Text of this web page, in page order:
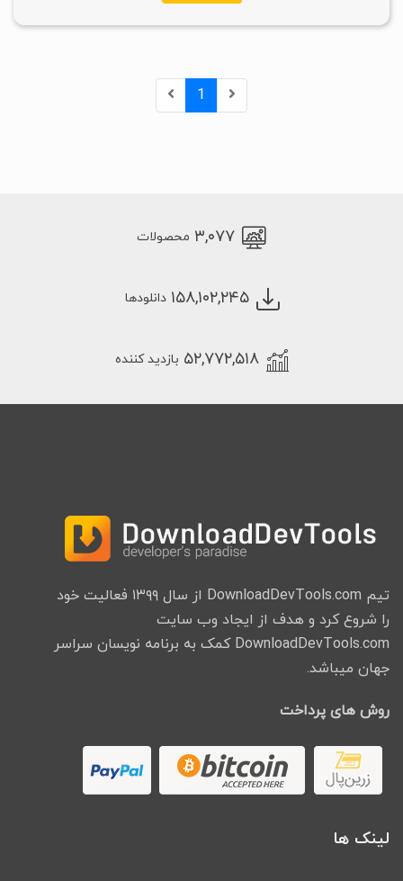
1
۳,۰۷۷ محصولات
۱۵۸,۱۰۲,۲۴۵ دانلودها
۵۲,۷۷۲,۵۱۸ بازدید کننده
تیم DownloadDevTools.com از سال ۱۳۹۹ فعالیت خود
را شروع کرد و هدف از ایجاد وب سایت
DownloadDevTools.com کمک به برنامه نویسان سراسر
جهان میباشد.
روش های پرداخت
لینک ها